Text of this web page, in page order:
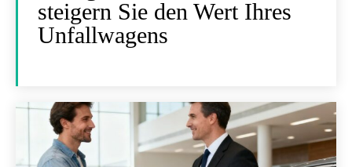
steigern Sie den Wert Ihres
Unfallwagens